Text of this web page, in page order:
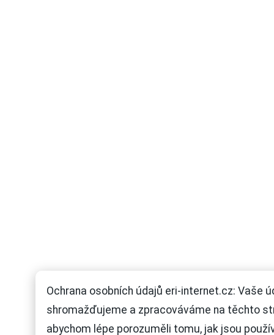
Ochrana osobních údajů eri-internet.cz: Vaše
shromažďujeme a zpracováváme na těchto
abychom lépe porozuměli tomu, jak jsou